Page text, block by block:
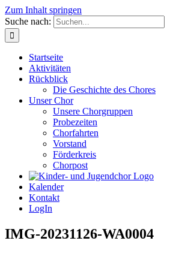
Zum Inhalt springen
Suche nach:
Startseite
Aktivitäten
Rückblick
Die Geschichte des Chores
Unser Chor
Unsere Chorgruppen
Probezeiten
Chorfahrten
Vorstand
Förderkreis
Chorpost
Kalender
Kontakt
LogIn
IMG-20231126-WA0004